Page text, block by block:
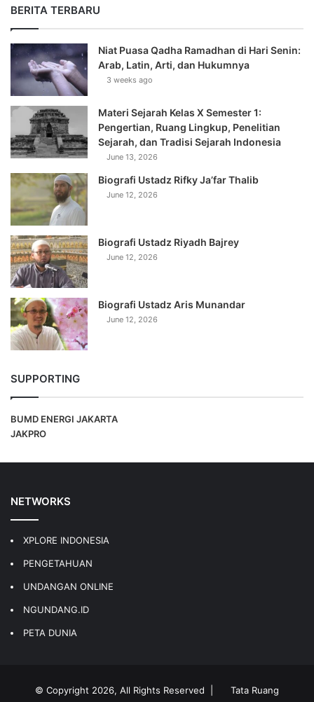
BERITA TERBARU
Niat Puasa Qadha Ramadhan di Hari Senin:
Arab, Latin, Arti, dan Hukumnya
3 weeks ago
Materi Sejarah Kelas X Semester 1:
Pengertian, Ruang Lingkup, Penelitian
Sejarah, dan Tradisi Sejarah Indonesia
June 13, 2026
Biografi Ustadz Rifky Ja’far Thalib
June 12, 2026
Biografi Ustadz Riyadh Bajrey
June 12, 2026
Biografi Ustadz Aris Munandar
June 12, 2026
SUPPORTING
BUMD ENERGI JAKARTA
JAKPRO
NETWORKS
XPLORE INDONESIA
PENGETAHUAN
UNDANGAN ONLINE
NGUNDANG.ID
PETA DUNIA
© Copyright 2026, All Rights Reserved | Tata Ruang